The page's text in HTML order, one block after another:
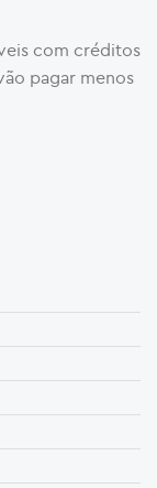
com créditos
pagar menos